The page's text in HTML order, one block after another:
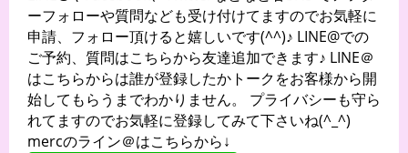
ーフォローや質問なども受け付けてますのでお気軽に
申請、フォロー頂けると嬉しいです(^^)♪ LINE@での
ご予約、質問はこちらから友達追加できます♪ LINE＠
はこちらからは誰が登録したかトークをお客様から開
始してもらうまでわかりません。 プライバシーも守ら
れてますのでお気軽に登録してみて下さいね(^_^)
mercのライン＠はこちらから↓